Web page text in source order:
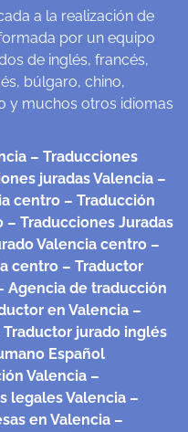
a la realización de
por un equipo
de inglés, francés,
búlgaro, chino,
y muchos otros idiomas
– Traducciones
juradas Valencia –
centro – Traducción
– Traducciones Juradas
Valencia centro –
centro – Traductor
Agencia de traducción
en Valencia –
Traductor jurado inglés
Español
Valencia –
legales Valencia –
en Valencia –